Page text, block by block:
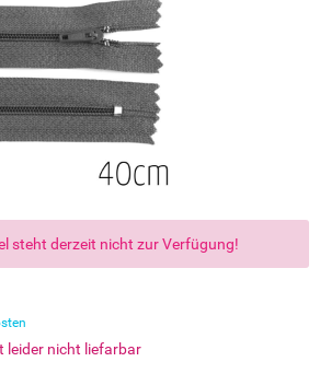
steht derzeit nicht zur Verfügung!
leider nicht liefarbar